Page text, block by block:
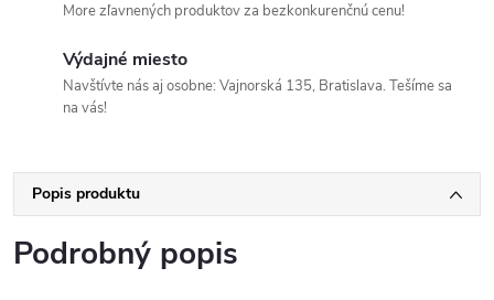
More zľavnených produktov za bezkonkurenčnú cenu!
Výdajné miesto
Navštívte nás aj osobne: Vajnorská 135, Bratislava. Tešíme sa
na vás!
Popis produktu
Podrobný popis